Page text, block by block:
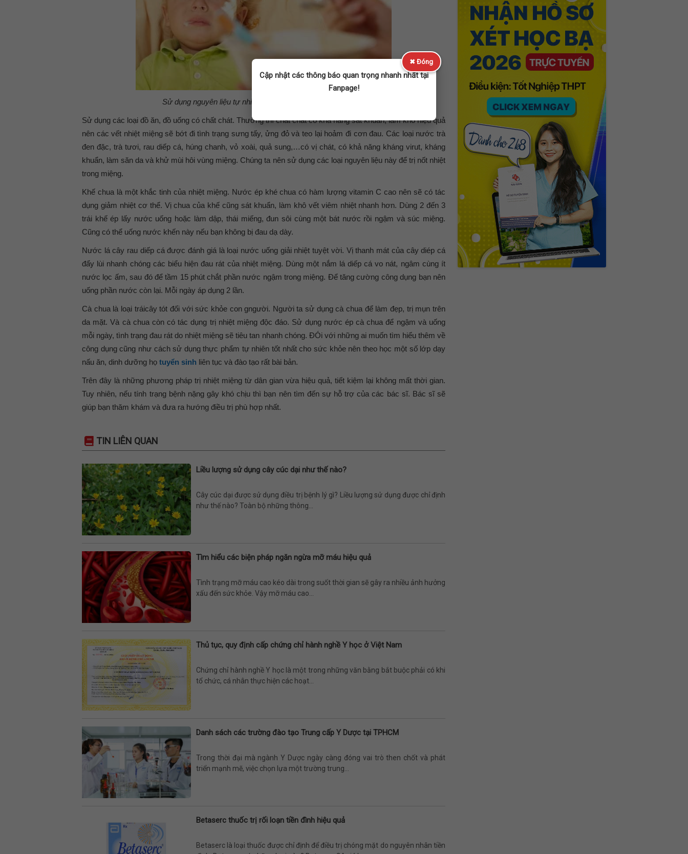
Sử dụng nguyên liệu tự nhiên giúp giảm nhiệt miệng hiệu quả
Sử dụng các loại đồ ăn, đồ uống có chất chát. Thường thì chất chát có khả năng sát khuẩn, làm khô hiệu quả
nên các vết nhiệt miệng sẽ bớt đi tình trạng sưng tấy, ửng đỏ và teo lại hoảm đi cơn đau. Các loại nước trà
đen đặc, trà tươi, rau diếp cá, húng chanh, vỏ xoài, quả sung,…có vị chát, có khả năng kháng virut, kháng
khuẩn, làm săn da và khử mùi hôi vùng miệng. Chúng ta nên sử dụng các loại nguyên liệu này để trị nốt nhiệt
trong miệng.
Khế chua là một khắc tinh của nhiệt miệng. Nước ép khé chua có hàm lượng vitamin C cao nên sẽ có tác
dụng giảm nhiệt cơ thể. Vị chua của khế cũng sát khuẩn, làm khô vết viêm nhiệt nhanh hơn. Dùng 2 đến 3
trái khế ép lấy nước uống hoặc làm dập, thái miếng, đun sôi cùng một bát nước rồi ngậm và súc miệng.
Cũng có thể uống nước khến này nếu bạn không bị đau dạ dày.
Nước lá cây rau diếp cá được đánh giá là loại nước uống giải nhiệt tuyệt vời. Vị thanh mát của cây diép cá
đẩy lùi nhanh chóng các biểu hiện đau rát của nhiệt miệng. Dùng một nắm lá diếp cá vo nát, ngâm cùng ít
nước lọc ấm, sau đó để tầm 15 phút chắt phần nước ngậm trong miệng. Để tăng cường công dụng bạn nên
uống phần nước còn lại. Mỗi ngày áp dụng 2 lần.
Cà chua là loại tráicây tót đối với sức khỏe con gngười. Người ta sử dụng cà chua để làm đẹp, trị mụn trên
da mặt. Và cà chua còn có tác dụng trị nhiệt miệng độc đáo. Sử dụng nước ép cà chua để ngậm và uống
mỗi ngày, tình trạng đau rát do nhiệt miệng sẽ tiêu tan nhanh chóng. ĐÓi với những ai muốn tìm hiểu thêm về
công dụng cũng như cách sử dụng thực phẩm tự nhiên tốt nhất cho sức khỏe nên theo học một số lớp dạy
nấu ăn, dinh dưỡng họ tuyển sinh liên tục và đào tạo rất bài bản.
Trên đây là những phương pháp trị nhiệt miệng từ dân gian vừa hiệu quả, tiết kiệm lại không mất thời gian.
Tuy nhiên, nếu tính trạng bệnh nặng gây khó chịu thì bạn nên tìm đến sự hỗ trợ của các bác sĩ. Bác sĩ sẽ
giúp bạn thăm khám và đưa ra hướng điều trị phù hợp nhất.
TIN LIÊN QUAN
Liều lượng sử dụng cây cúc dại như thế nào?
Cây cúc dại được sử dụng điều trị bệnh lý gì? Liều lượng sử dụng được chỉ định
như thế nào? Toàn bộ những thông...
Tìm hiểu các biện pháp ngăn ngừa mỡ máu hiệu quả
Tình trạng mỡ máu cao kéo dài trong suốt thời gian sẽ gây ra nhiều ảnh hưởng
xấu đến sức khỏe. Vậy mỡ máu cao...
Thủ tục, quy định cấp chứng chỉ hành nghề Y học ở Việt Nam
Chứng chỉ hành nghề Y học là một trong những văn bằng bắt buộc phải có khi
tổ chức, cá nhân thực hiện các hoạt...
Danh sách các trường đào tạo Trung cấp Y Dược tại TPHCM
Trong thời đại mà ngành Y Dược ngày càng đóng vai trò then chốt và phát
triển mạnh mẽ, việc chọn lựa một trường trung...
Betaserc thuốc trị rối loạn tiền đình hiệu quả
Betaserc là loại thuốc được chỉ định để điều trị chóng mặt do nguyên nhân tiền
✖ Đóng
Cập nhật các thông báo quan trọng nhanh nhất tại
Fanpage!